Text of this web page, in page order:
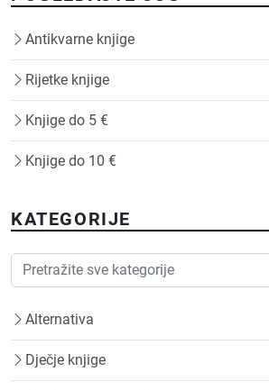
Antikvarne knjige
Rijetke knjige
Knjige do 5 €
Knjige do 10 €
KATEGORIJE
Alternativa
Dječje knjige